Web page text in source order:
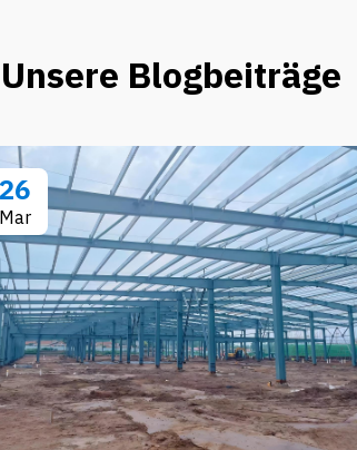
Unsere Blogbeiträge
26
Mar